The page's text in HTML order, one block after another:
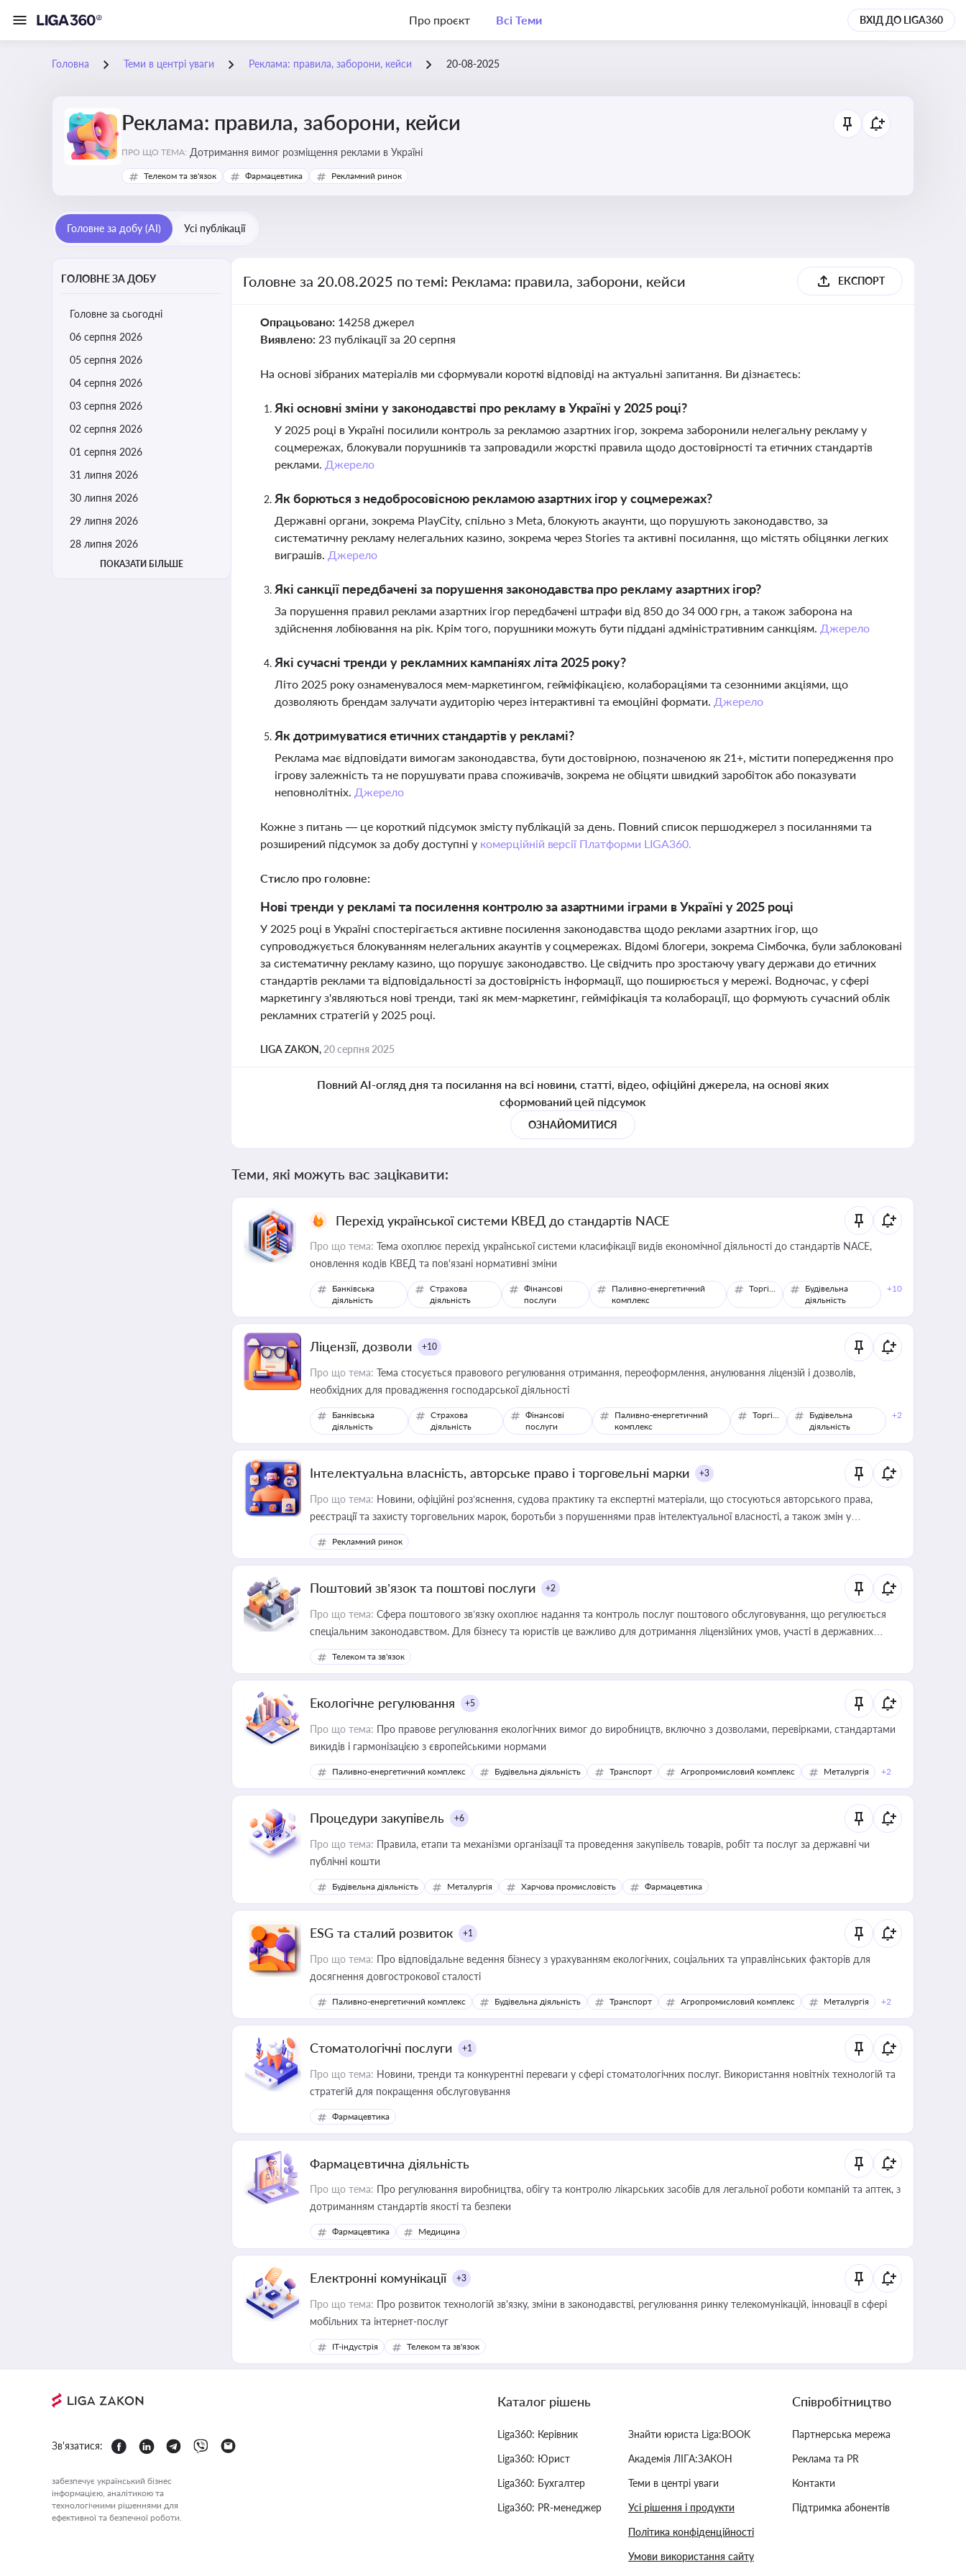
Про проєкт Всі Теми ВХІД ДО LIGA360
Головна Теми в центрі уваги Реклама: правила, заборони, кейси 20-08-2025
Реклама: правила, заборони, кейси
ПРО ЩО ТЕМА: Дотримання вимог розміщення реклами в Україні
Телеком та зв'язок Фармацевтика Рекламний ринок
Головне за добу (AI) Усі публікації
ГОЛОВНЕ ЗА ДОБУ
Головне за сьогодні
06 серпня 2026
05 серпня 2026
04 серпня 2026
03 серпня 2026
02 серпня 2026
01 серпня 2026
31 липня 2026
30 липня 2026
29 липня 2026
28 липня 2026
ПОКАЗАТИ БІЛЬШЕ
Головне за 20.08.2025 по темі: Реклама: правила, заборони, кейси ЕКСПОРТ
Опрацьовано: 14258 джерел
Виявлено: 23 публікації за 20 серпня
На основі зібраних матеріалів ми сформували короткі відповіді на актуальні запитання. Ви дізнаєтесь:
Які основні зміни у законодавстві про рекламу в Україні у 2025 році?
У 2025 році в Україні посилили контроль за рекламою азартних ігор, зокрема заборонили нелегальну рекламу у
соцмережах, блокували порушників та запровадили жорсткі правила щодо достовірності та етичних стандартів
реклами. Джерело
Як борються з недобросовісною рекламою азартних ігор у соцмережах?
Державні органи, зокрема PlayCity, спільно з Meta, блокують акаунти, що порушують законодавство, за
систематичну рекламу нелегальних казино, зокрема через Stories та активні посилання, що містять обіцянки легких
виграшів. Джерело
Які санкції передбачені за порушення законодавства про рекламу азартних ігор?
За порушення правил реклами азартних ігор передбачені штрафи від 850 до 34 000 грн, а також заборона на
здійснення лобіювання на рік. Крім того, порушники можуть бути піддані адміністративним санкціям. Джерело
Які сучасні тренди у рекламних кампаніях літа 2025 року?
Літо 2025 року ознаменувалося мем-маркетингом, гейміфікацією, колабораціями та сезонними акціями, що
дозволяють брендам залучати аудиторію через інтерактивні та емоційні формати. Джерело
Як дотримуватися етичних стандартів у рекламі?
Реклама має відповідати вимогам законодавства, бути достовірною, позначеною як 21+, містити попередження про
ігрову залежність та не порушувати права споживачів, зокрема не обіцяти швидкий заробіток або показувати
неповнолітніх. Джерело
Кожне з питань — це короткий підсумок змісту публікацій за день. Повний список першоджерел з посиланнями та
розширений підсумок за добу доступні у комерційній версії Платформи LIGA360.
Стисло про головне:
Нові тренди у рекламі та посилення контролю за азартними іграми в Україні у 2025 році
У 2025 році в Україні спостерігається активне посилення законодавства щодо реклами азартних ігор, що
супроводжується блокуванням нелегальних акаунтів у соцмережах. Відомі блогери, зокрема Сімбочка, були заблоковані
за систематичну рекламу казино, що порушує законодавство. Це свідчить про зростаючу увагу держави до етичних
стандартів реклами та відповідальності за достовірність інформації, що поширюється у мережі. Водночас, у сфері
маркетингу з'являються нові тренди, такі як мем-маркетинг, гейміфікація та колаборації, що формують сучасний облік
рекламних стратегій у 2025 році.
LIGA ZAKON, 20 серпня 2025
Повний AI-огляд дня та посилання на всі новини, статті, відео, офіційні джерела, на основі яких
сформований цей підсумок
ОЗНАЙОМИТИСЯ
Теми, які можуть вас зацікавити:
Перехід української системи КВЕД до стандартів NACE
Про що тема: Тема охоплює перехід української системи класифікації видів економічної діяльності до стандартів NACE,
оновлення кодів КВЕД та пов'язані нормативні зміни
Банківська
діяльність
Страхова
діяльність
Фінансові
послуги
Паливно-енергетичний
комплекс
Торгівля
Будівельна
діяльність
+10
Ліцензії, дозволи +10
Про що тема: Тема стосується правового регулювання отримання, переоформлення, анулювання ліцензій і дозволів,
необхідних для провадження господарської діяльності
Банківська
діяльність
Страхова
діяльність
Фінансові
послуги
Паливно-енергетичний
комплекс
Торгівля
Будівельна
діяльність
+2
Інтелектуальна власність, авторське право і торговельні марки +3
Про що тема: Новини, офіційні роз’яснення, судова практику та експертні матеріали, що стосуються авторського права,
реєстрації та захисту торговельних марок, боротьби з порушеннями прав інтелектуальної власності, а також змін у
законодавстві у цій сфері
Рекламний ринок
Поштовий зв’язок та поштові послуги +2
Про що тема: Сфера поштового зв’язку охоплює надання та контроль послуг поштового обслуговування, що регулюється
спеціальним законодавством. Для бізнесу та юристів це важливо для дотримання ліцензійних умов, участі в державних
реєстрах і забезпечення прав споживачів.
Телеком та зв'язок
Екологічне регулювання +5
Про що тема: Про правове регулювання екологічних вимог до виробництв, включно з дозволами, перевірками, стандартами
викидів і гармонізацією з європейськими нормами
Паливно-енергетичний комплекс Будівельна діяльність Транспорт Агропромисловий комплекс Металургія +2
Процедури закупівель +6
Про що тема: Правила, етапи та механізми організації та проведення закупівель товарів, робіт та послуг за державні чи
публічні кошти
Будівельна діяльність Металургія Харчова промисловість Фармацевтика
ESG та сталий розвиток +1
Про що тема: Про відповідальне ведення бізнесу з урахуванням екологічних, соціальних та управлінських факторів для
досягнення довгострокової сталості
Паливно-енергетичний комплекс Будівельна діяльність Транспорт Агропромисловий комплекс Металургія +2
Стоматологічні послуги +1
Про що тема: Новини, тренди та конкурентні переваги у сфері стоматологічних послуг. Використання новітніх технологій та
стратегій для покращення обслуговування
Фармацевтика
Фармацевтична діяльність
Про що тема: Про регулювання виробництва, обігу та контролю лікарських засобів для легальної роботи компаній та аптек, з
дотриманням стандартів якості та безпеки
Фармацевтика Медицина
Електронні комунікації +3
Про що тема: Про розвиток технологій зв'язку, зміни в законодавстві, регулювання ринку телекомунікацій, інновації в сфері
мобільних та інтернет-послуг
IT-індустрія Телеком та зв'язок
Зв'язатися:
забезпечує український бізнес
інформацією, аналітикою та
технологічними рішеннями для
ефективної та безпечної роботи.
Каталог рішень
Liga360: Керівник
Liga360: Юрист
Liga360: Бухгалтер
Liga360: PR-менеджер
Знайти юриста Liga:BOOK
Академія ЛІГА:ЗАКОН
Теми в центрі уваги
Усі рішення і продукти
Політика конфіденційності
Умови використання сайту
Співробітництво
Партнерська мережа
Реклама та PR
Контакти
Підтримка абонентів